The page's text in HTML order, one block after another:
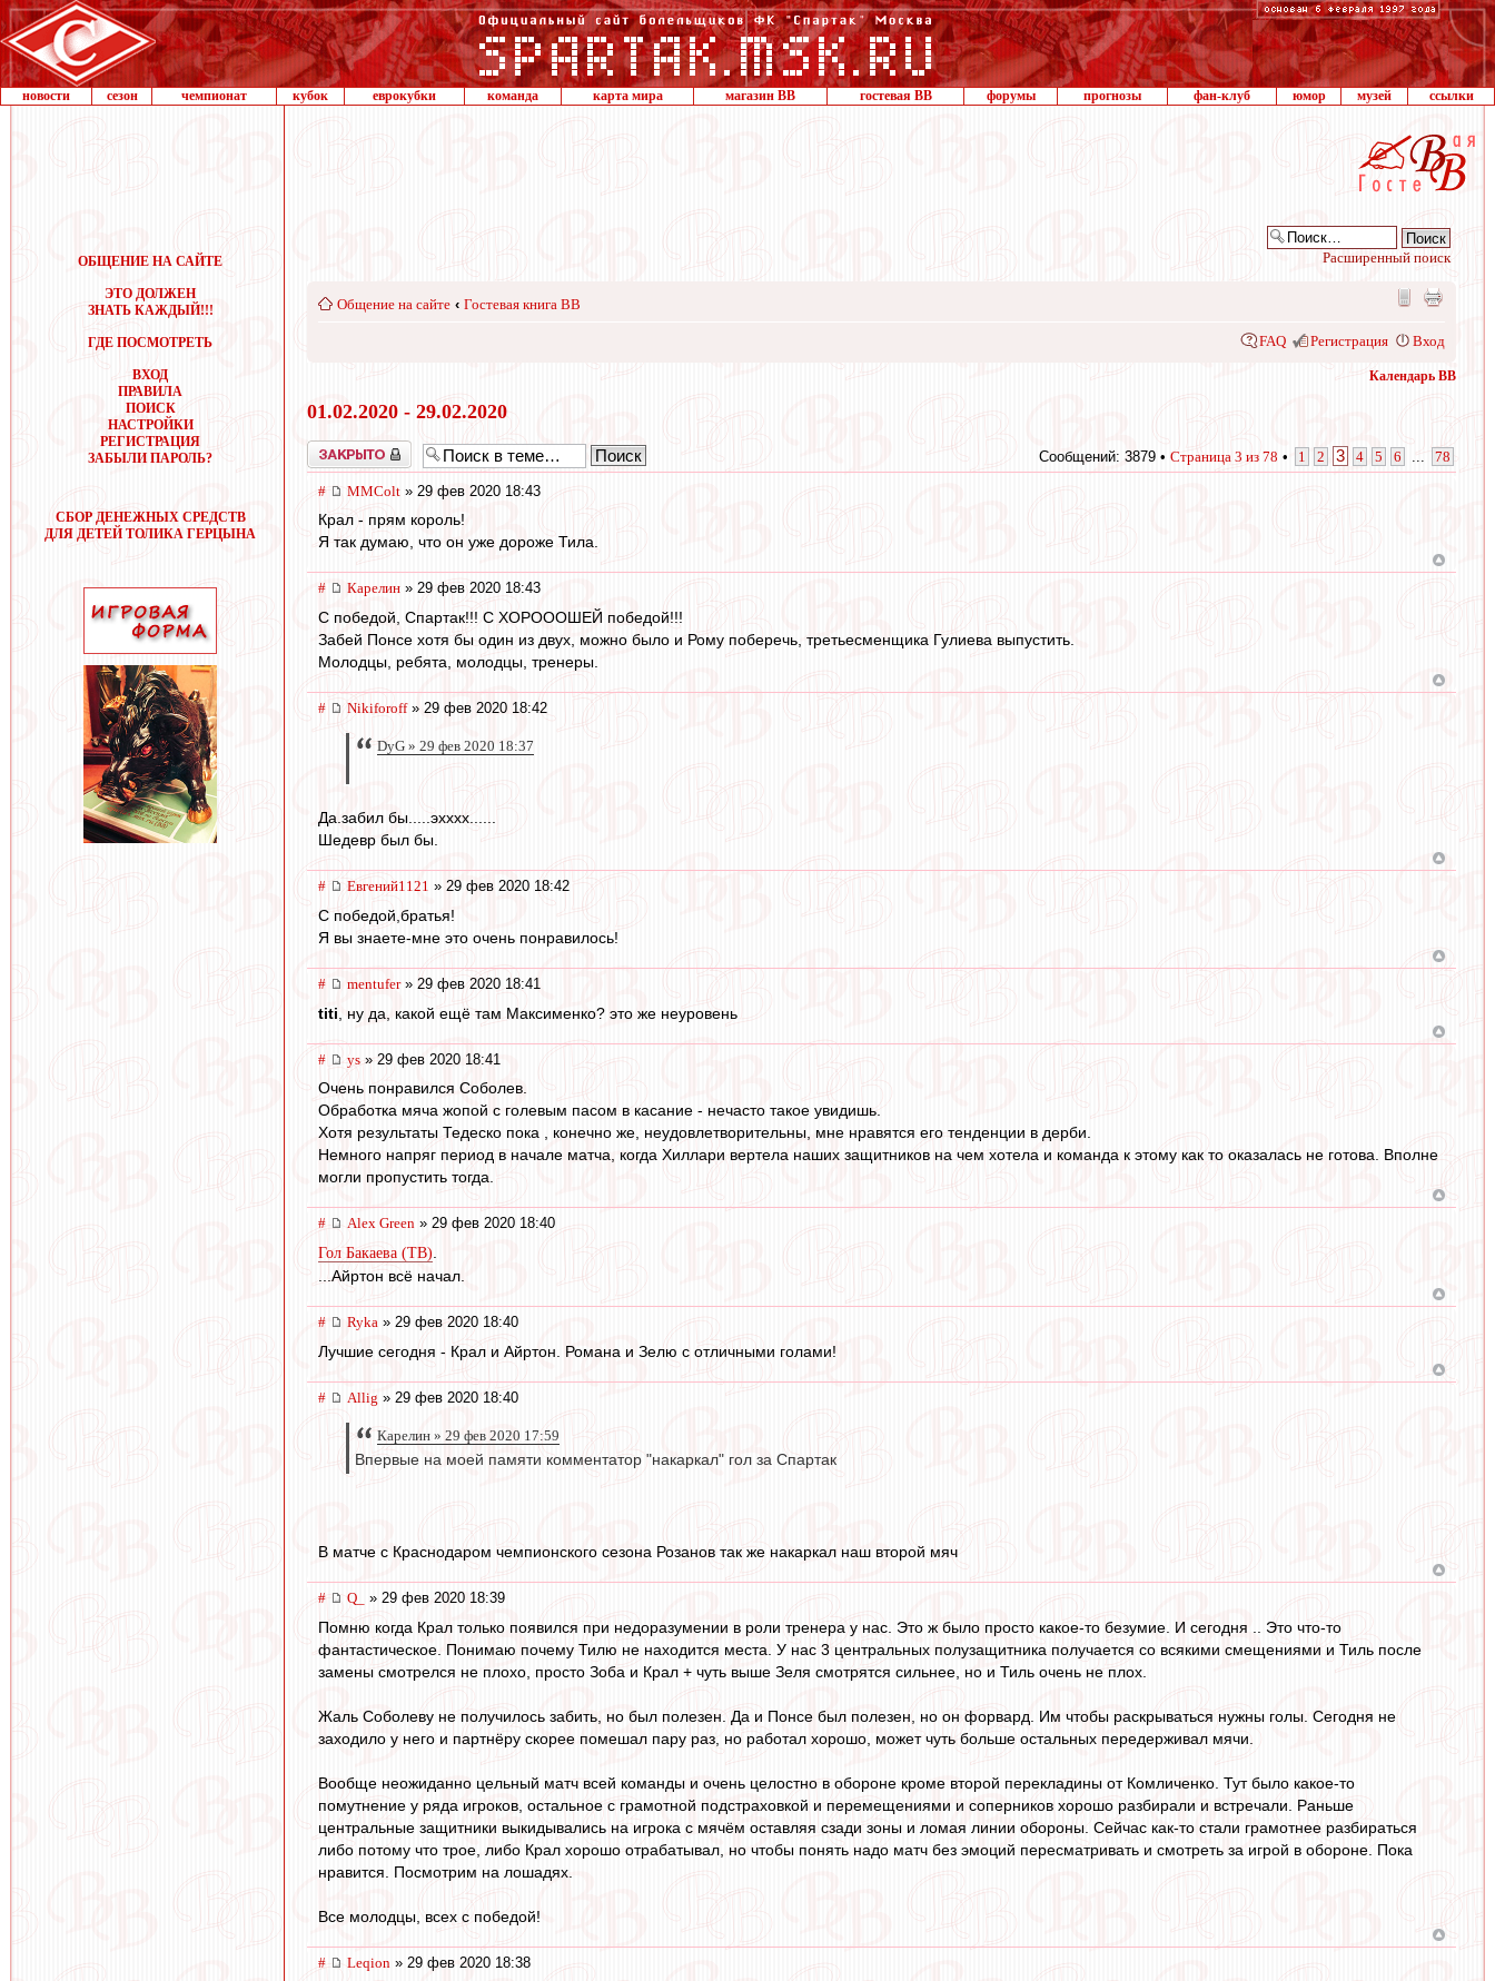
новости сезон чемпионат кубок еврокубки команда карта мира магазин ВВ гостевая ВВ форумы прогнозы фан-клуб юмор музей ссылки
ОБЩЕНИЕ НА САЙТЕ
ЭТО ДОЛЖЕН
ЗНАТЬ КАЖДЫЙ!!!
ГДЕ ПОСМОТРЕТЬ
ВХОД
ПРАВИЛА
ПОИСК
НАСТРОЙКИ
РЕГИСТРАЦИЯ
ЗАБЫЛИ ПАРОЛЬ?
СБОР ДЕНЕЖНЫХ СРЕДСТВ
ДЛЯ ДЕТЕЙ ТОЛИКА ГЕРЦЫНА
Расширенный поиск
Общение на сайте ‹ Гостевая книга ВВ
FAQ Регистрация Вход
Календарь ВВ
01.02.2020 - 29.02.2020
Закрыто Сообщений: 3879 • Страница 3 из 78 • 1 2 3 4 5 6 78
# MMColt » 29 фев 2020 18:43
Крал - прям король!
Я так думаю, что он уже дороже Тила.
# Карелин » 29 фев 2020 18:43
С победой, Спартак!!! С ХОРОООШЕЙ победой!!!
Забей Понсе хотя бы один из двух, можно было и Рому поберечь, третьесменщика Гулиева выпустить.
Молодцы, ребята, молодцы, тренеры.
# Nikiforoff» 29 фев 2020 18:42
DyG » 29 фев 2020 18:37
Да.забил бы.....эхххх......
Шедевр был бы.
# Евгений1121 » 29 фев 2020 18:42
С победой,братья!
Я вы знаете-мне это очень понравилось!
# mentufer» 29 фев 2020 18:41
titi , ну да, какой ещё там Максименко? это же неуровень
# ys » 29 фев 2020 18:41
Очень понравился Соболев.
Обработка мяча жопой с голевым пасом в касание - нечасто такое увидишь.
Хотя результаты Тедеско пока , конечно же, неудовлетворительны, мне нравятся его тенденции в дерби.
Немного напряг период в начале матча, когда Хиллари вертела наших защитников на чем хотела и команда к этому как то оказалась не готова. Вполне
могли пропустить тогда.
# Alex Green » 29 фев 2020 18:40
Гол Бакаева (ТВ)
...Айртон всё начал.
# Ryka » 29 фев 2020 18:40
Лучшие сегодня - Крал и Айртон. Романа и Зелю с отличными голами!
# Allig » 29 фев 2020 18:40
Карелин » 29 фев 2020 17:59
Впервые на моей памяти комментатор "накаркал" гол за Спартак
В матче с Краснодаром чемпионского сезона Розанов так же накаркал наш второй мяч
# Q_ » 29 фев 2020 18:39
Помню когда Крал только появился при недоразумении в роли тренера у нас. Это ж было просто какое-то безумие. И сегодня .. Это что-то
фантастическое. Понимаю почему Тилю не находится места. У нас 3 центральных полузащитника получается со всякими смещениями и Тиль после
замены смотрелся не плохо, просто Зоба и Крал + чуть выше Зеля смотрятся сильнее, но и Тиль очень не плох.
Жаль Соболеву не получилось забить, но был полезен. Да и Понсе был полезен, но он форвард. Им чтобы раскрываться нужны голы. Сегодня не
заходило у него и партнёру скорее помешал пару раз, но работал хорошо, может чуть больше остальных передерживал мячи.
Вообще неожиданно цельный матч всей команды и очень целостно в обороне кроме второй перекладины от Комличенко. Тут было какое-то
помутнение у ряда игроков, остальное с грамотной подстраховкой и перемещениями и соперников хорошо разбирали и встречали. Раньше
центральные защитники выкидывались на игрока с мячём оставляя сзади зоны и ломая линии обороны. Сейчас как-то стали грамотнее разбираться
либо потому что трое, либо Крал хорошо отрабатывал, но чтобы понять надо матч без эмоций пересматривать и смотреть за игрой в обороне. Пока
нравится. Посмотрим на лошадях.
Все молодцы, всех с победой!
# Leqion » 29 фев 2020 18:38